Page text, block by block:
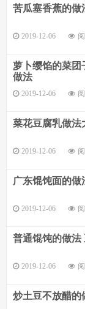
苦瓜塞香蕉的做
2019-12-06
萝卜缨馅的菜团
做法
2019-12-06
菜花豆腐乳做法
2019-12-06
广东馄饨面的
2019-12-06
普通馄饨的做法
2019-12-06
炒土豆不放醋的